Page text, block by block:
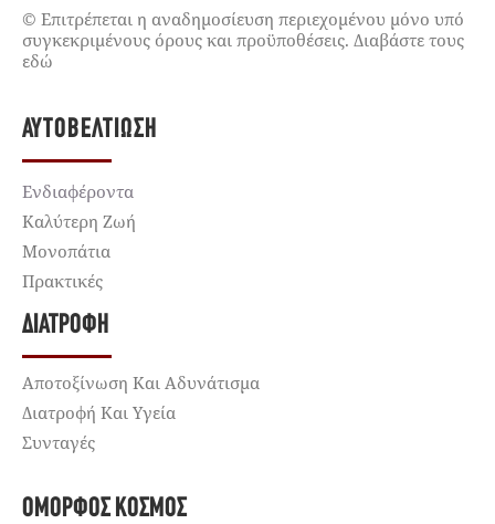
© Επιτρέπεται η αναδημοσίευση περιεχομένου μόνο υπό
συγκεκριμένους όρους και προϋποθέσεις. Διαβάστε τους
εδώ
ΑΥΤΟΒΕΛΤΊΩΣΗ
Ενδιαφέροντα
Καλύτερη Ζωή
Μονοπάτια
Πρακτικές
ΔΙΑΤΡΟΦΉ
Αποτοξίνωση Και Αδυνάτισμα
Διατροφή Και Υγεία
Συνταγές
ΌΜΟΡΦΟΣ ΚΌΣΜΟΣ